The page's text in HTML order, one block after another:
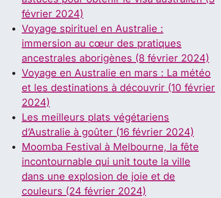
février 2024)
Voyage spirituel en Australie :
immersion au cœur des pratiques
ancestrales aborigènes (8 février 2024)
Voyage en Australie en mars : La météo
et les destinations à découvrir (10 février
2024)
Les meilleurs plats végétariens
d’Australie à goûter (16 février 2024)
Moomba Festival à Melbourne, la fête
incontournable qui unit toute la ville
dans une explosion de joie et de
couleurs (24 février 2024)